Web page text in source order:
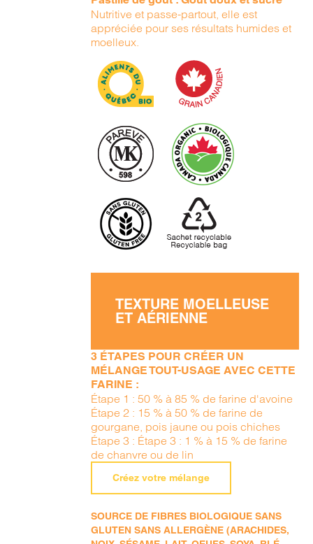
Nutritive et passe-partout, elle est
appréciée pour ses résultats humides et
moelleux.
TEXTURE MOELLEUSE
ET AÉRIENNE
3 ÉTAPES POUR CRÉER UN
MÉLANGE TOUT-USAGE AVEC CETTE
FARINE :
Étape 1 : 50 % à 85 % de farine d'avoine
Étape 2 : 15 % à 50 % de farine de
gourgane, pois jaune ou pois chiches
Étape 3 : Étape 3 : 1 % à 15 % de farine
de chanvre ou de lin
Créez votre mélange
SOURCE DE FIBRES BIOLOGIQUE SANS
GLUTEN SANS ALLERGÈNE (ARACHIDES,